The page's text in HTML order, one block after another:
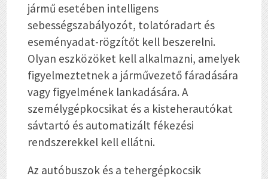
jármű esetében intelligens
sebességszabályozót, tolatóradart és
eseményadat-rögzítőt kell beszerelni.
Olyan eszközöket kell alkalmazni, amelyek
figyelmeztetnek a járművezető fáradására
vagy figyelmének lankadására. A
személygépkocsikat és a kisteherautókat
sávtartó és automatizált fékezési
rendszerekkel kell ellátni.
Az autóbuszok és a tehergépkocsik